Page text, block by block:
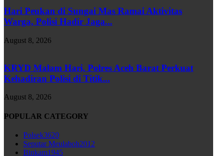
Hari Peukan di Sungai Mas Ramai Aktivitas
Warga, Polisi Hadir Jaga...
August 8, 2026
KRYD Malam Hari, Polres Aceh Barat Perkuat
Kehadiran Polisi di Titik...
August 8, 2026
POPULAR CATEGORY
Polsek3620
Seputar Meulaboh2012
Binkam1945